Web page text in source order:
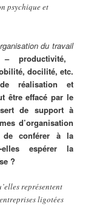
psychique et
du travail
productivité,
docilité, etc.
réalisation et
être effacé par le
de support à
d’organisation
conférer à la
espérer la
?
représentent
ligotées